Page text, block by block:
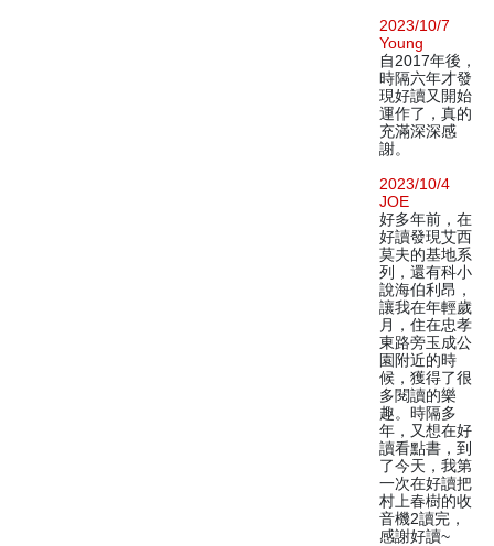
2023/10/7
Young
自2017年後，
時隔六年才發
現好讀又開始
運作了，真的
充滿深深感
謝。
2023/10/4
JOE
好多年前，在
好讀發現艾西
莫夫的基地系
列，還有科小
說海伯利昂，
讓我在年輕歲
月，住在忠孝
東路旁玉成公
園附近的時
候，獲得了很
多閱讀的樂
趣。時隔多
年，又想在好
讀看點書，到
了今天，我第
一次在好讀把
村上春樹的收
音機2讀完，
感謝好讀~